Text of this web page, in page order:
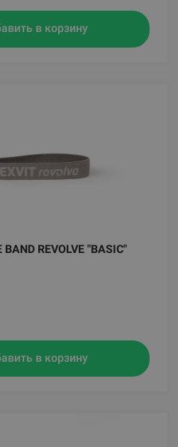
в корзину
REVOLVE "BASIC"
в корзину